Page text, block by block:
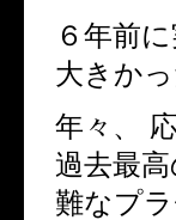
６年前
大きか
年々、
過去最
難なプ